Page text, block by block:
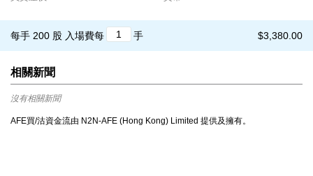
$3,380.00
每手 200 股 入場費每 手
相關新聞
沒有相關新聞
AFE買/沽資金流由 N2N-AFE (Hong Kong) Limited 提供及擁有。